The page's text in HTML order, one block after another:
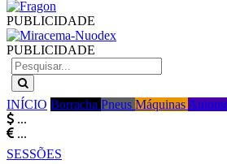
PUBLICIDADE
PUBLICIDADE
INÍCIO Borracha Pneus Máquinas
...
...
SESSÕES